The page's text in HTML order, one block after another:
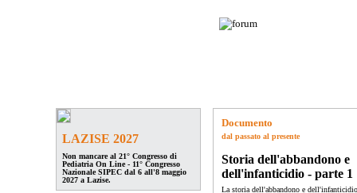
LAZISE 2027
Non mancare al 21° Congresso di
Pediatria On Line - 11° Congresso
Nazionale SIPEC dal 6 all'8 maggio
2027 a Lazise.
Documento
dal passato al presente
Storia dell'abbandono e
dell'infanticidio - parte 1
La storia dell'abbandono e